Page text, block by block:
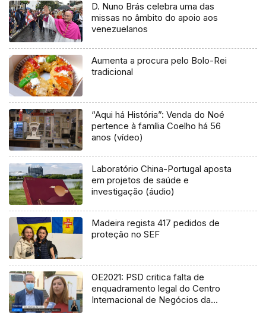
D. Nuno Brás celebra uma das
missas no âmbito do apoio aos
venezuelanos
Aumenta a procura pelo Bolo-Rei
tradicional
“Aqui há História”: Venda do Noé
pertence à família Coelho há 56
anos (vídeo)
Laboratório China-Portugal aposta
em projetos de saúde e
investigação (áudio)
Madeira regista 417 pedidos de
proteção no SEF
OE2021: PSD critica falta de
enquadramento legal do Centro
Internacional de Negócios da